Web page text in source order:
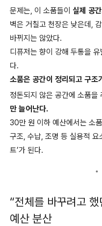
문제는, 이 소품들이 실제 공
벽은 거칠고 천장은 낮은데,
바뀌지는 않았다.
디퓨저는 향이 강해 두통을
다.
소품은 공간이 정리되고 구조
정돈되지 않은 공간에 소품을
만 늘어난다.
30만 원 이하 예산에서는 소
구조, 수납, 조명 등 실용적 요
트’가 된다.
“전체를 바꾸려고
예산 분산